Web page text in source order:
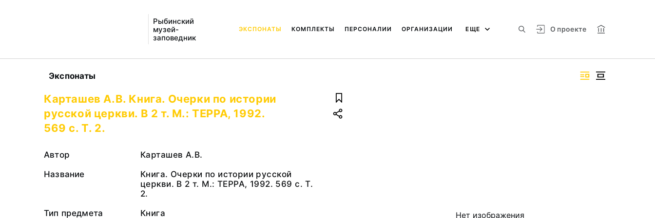
Рыбинский
музей-
заповедник
О проекте
ЭКСПОНАТЫ КОМПЛЕКТЫ ПЕРСОНАЛИИ ОРГАНИЗАЦИИ ЕЩЕ
Экспонаты
Нет изображения
Карташев А.В. Книга. Очерки по истории
русской церкви. В 2 т. М.: ТЕРРА, 1992.
569 с. Т. 2.
Автор
Карташев А.В.
Название
Книга. Очерки по истории русской
церкви. В 2 т. М.: ТЕРРА, 1992. 569 с. Т.
2.
Тип предмета
Книга